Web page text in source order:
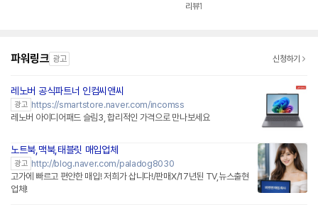
리뷰1
파워링크 광고 신청하기
레노버 공식파트너 인컴씨앤씨
광고 https://smartstore.naver.com/incomss
레노버 아이디어패드 슬림3, 합리적인 가격으로 만나보세요
노트북,맥북,태블릿 매입업체
광고 http://blog.naver.com/paladog8030
고가에 빠르고 편안한 매입! 저희가 삽니다!/판매X/17년된 TV,뉴스출현
업체!